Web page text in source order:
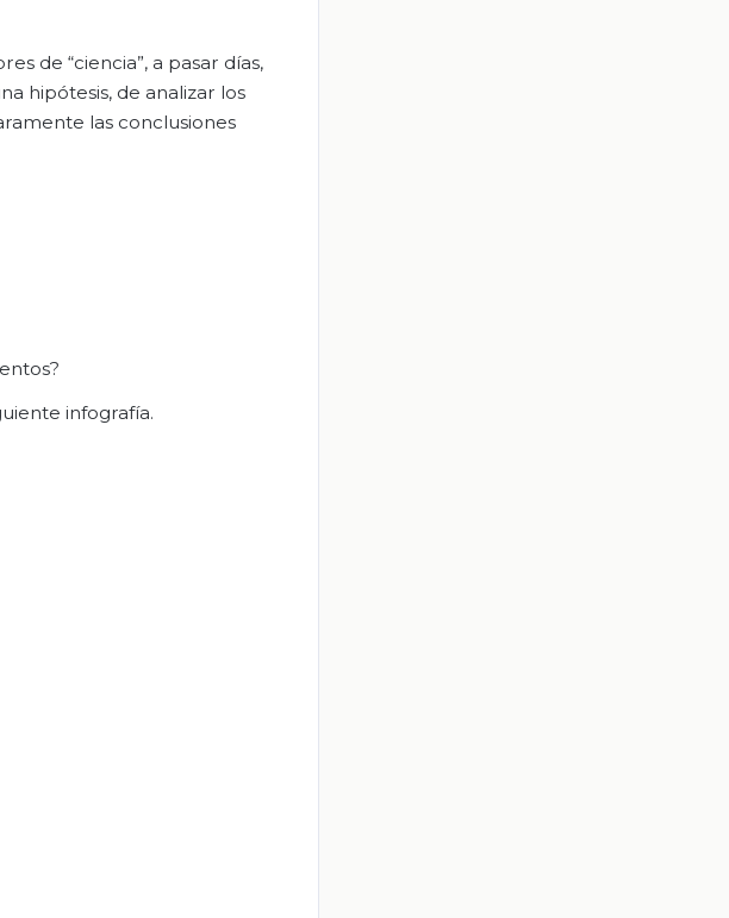
de “ciencia”, a pasar días,
hipótesis, de analizar los
las conclusiones
infografía.